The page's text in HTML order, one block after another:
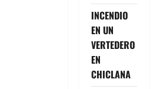
INCENDIO
EN UN
VERTEDERO
EN
CHICLANA